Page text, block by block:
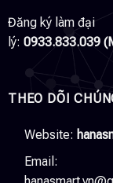
Đăng ký làm đại
lý: 0933.833.039
THEO DÕI
Website:
Email: